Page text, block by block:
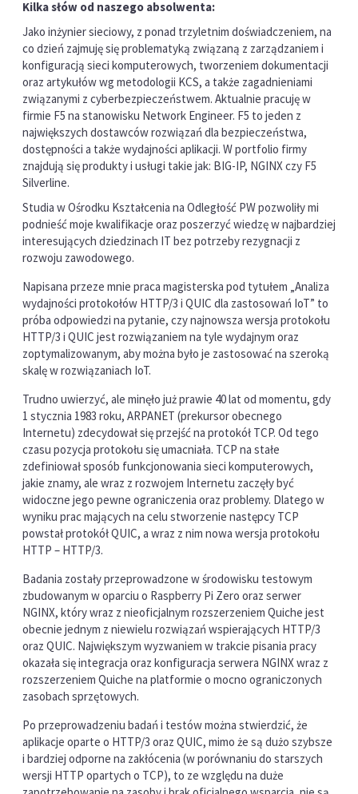
Kilka słów od naszego absolwenta:
Jako inżynier sieciowy, z ponad trzyletnim doświadczeniem, na
co dzień zajmuję się problematyką związaną z zarządzaniem i
konfiguracją sieci komputerowych, tworzeniem dokumentacji
oraz artykułów wg metodologii KCS, a także zagadnieniami
związanymi z cyberbezpieczeństwem. Aktualnie pracuję w
firmie F5 na stanowisku Network Engineer. F5 to jeden z
największych dostawców rozwiązań dla bezpieczeństwa,
dostępności a także wydajności aplikacji. W portfolio firmy
znajdują się produkty i usługi takie jak: BIG-IP, NGINX czy F5
Silverline.
Studia w Ośrodku Kształcenia na Odległość PW pozwoliły mi
podnieść moje kwalifikacje oraz poszerzyć wiedzę w najbardziej
interesujących dziedzinach IT bez potrzeby rezygnacji z
rozwoju zawodowego.
Napisana przeze mnie praca magisterska pod tytułem „Analiza
wydajności protokołów HTTP/3 i QUIC dla zastosowań IoT” to
próba odpowiedzi na pytanie, czy najnowsza wersja protokołu
HTTP/3 i QUIC jest rozwiązaniem na tyle wydajnym oraz
zoptymalizowanym, aby można było je zastosować na szeroką
skalę w rozwiązaniach IoT.
Trudno uwierzyć, ale minęło już prawie 40 lat od momentu, gdy
1 stycznia 1983 roku, ARPANET (prekursor obecnego
Internetu) zdecydował się przejść na protokół TCP. Od tego
czasu pozycja protokołu się umacniała. TCP na stałe
zdefiniował sposób funkcjonowania sieci komputerowych,
jakie znamy, ale wraz z rozwojem Internetu zaczęły być
widoczne jego pewne ograniczenia oraz problemy. Dlatego w
wyniku prac mających na celu stworzenie następcy TCP
powstał protokół QUIC, a wraz z nim nowa wersja protokołu
HTTP – HTTP/3.
Badania zostały przeprowadzone w środowisku testowym
zbudowanym w oparciu o Raspberry Pi Zero oraz serwer
NGINX, który wraz z nieoficjalnym rozszerzeniem Quiche jest
obecnie jednym z niewielu rozwiązań wspierających HTTP/3
oraz QUIC. Największym wyzwaniem w trakcie pisania pracy
okazała się integracja oraz konfiguracja serwera NGINX wraz z
rozszerzeniem Quiche na platformie o mocno ograniczonych
zasobach sprzętowych.
Po przeprowadzeniu badań i testów można stwierdzić, że
aplikacje oparte o HTTP/3 oraz QUIC, mimo że są dużo szybsze
i bardziej odporne na zakłócenia (w porównaniu do starszych
wersji HTTP opartych o TCP), to ze względu na duże